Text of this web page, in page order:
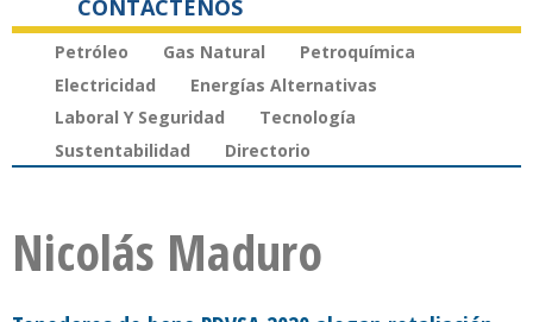
CONTÁCTENOS
Petróleo Gas Natural
Petroquímica
Electricidad
Energías Alternativas
Laboral Y Seguridad
Tecnología
Sustentabilidad
Directorio
Nicolás Maduro